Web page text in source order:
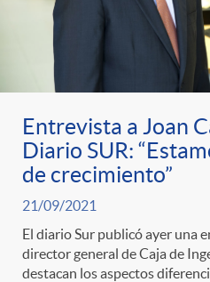
Entrevista a Joan
Diario SUR:
de crecimiento”
21/09/2021
El diario Sur publicó ayer una
director general de Caja de
destacan los aspectos